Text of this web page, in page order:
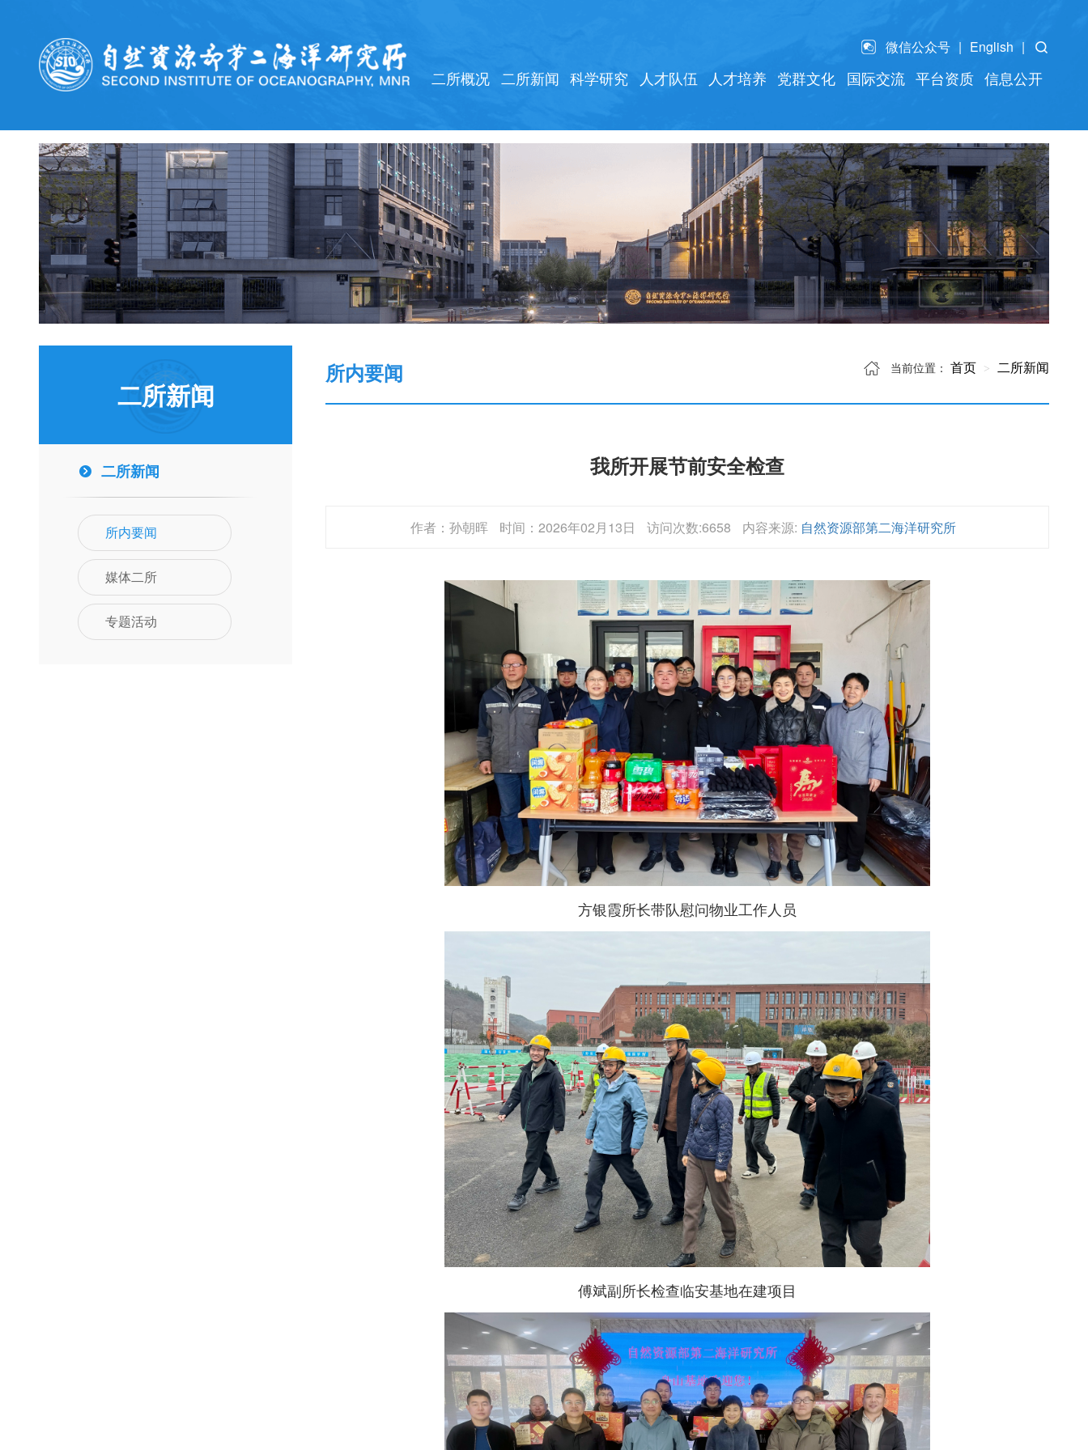
微信公众号 English
二所概况 二所新闻 科学研究 人才队伍 人才培养 党群文化 国际交流 平台资质 信息公开
二所新闻
二所新闻
所内要闻
媒体二所
专题活动
所内要闻 当前位置： 首页 二所新闻
我所开展节前安全检查
作者：孙朝晖 时间：2026年02月13日 访问次数:6658 内容来源: 自然资源部第二海洋研究所
方银霞所长带队慰问物业工作人员
傅斌副所长检查临安基地在建项目